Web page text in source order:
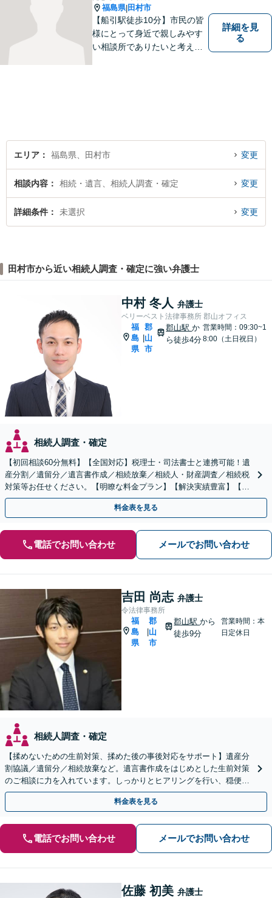
福島県|田村市
【船引駅徒歩10分】市民の皆
様にとって身近で親しみやす
い相談所でありたいと考えて
詳細を見
る
エリア 福島県、田村市 変更
相談内容 相続・遺言、相続人調査・確定 変更
詳細条件 未選択 変更
田村市から近い相続人調査・確定に強い弁護士
中村 冬人 弁護士
ベリーベスト法律事務所 郡山オフィス
福
島
県
郡
山
市
郡山駅か
ら徒歩4分
営業時間：09:30~1
8:00（土日祝日）
相続人調査・確定
【初回相談60分無料】【全国対応】税理士・司法書士と連携可能！遺
産分割／遺留分／遺言書作成／相続放棄／相続人・財産調査／相続税
対策等お任せください。【明瞭な料金プラン】【解決実績豊富】【電
話相談可】
料金表を見る
電話でお問い合わせ メールでお問い合わせ
吉田 尚志 弁護士
令法律事務所
福
島
県
郡
山
市
郡山駅から
徒歩9分
営業時間：本
日定休日
相続人調査・確定
【揉めないための生前対策、揉めた後の事後対応をサポート】遺産分
割協議／遺留分／相続放棄など。遺言書作成をはじめとした生前対策
のご相談に力を入れています。しっかりとヒアリングを行い、穏便な
解決のため最適なアドバイスを致します。【分割払い可能】
料金表を見る
電話でお問い合わせ メールでお問い合わせ
佐藤 初美 弁護士